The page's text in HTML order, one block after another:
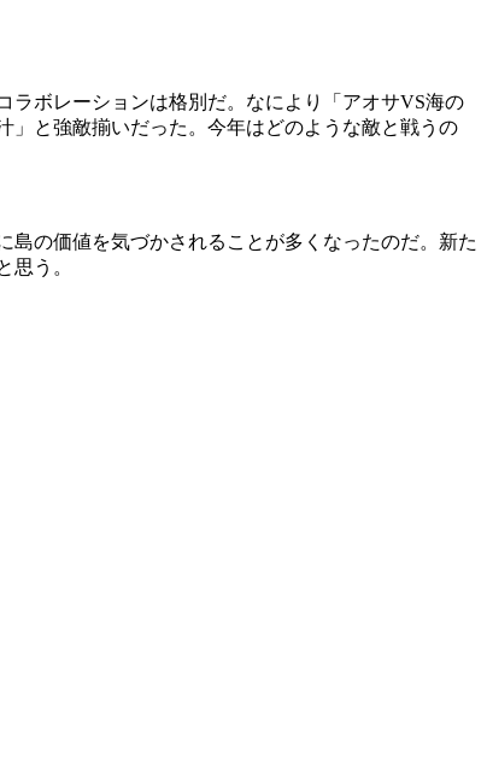
ラボレーションは格別だ。なにより「アオサVS海の
」と強敵揃いだった。今年はどのような敵と戦うの
島の価値を気づかされることが多くなったのだ。新た
思う。